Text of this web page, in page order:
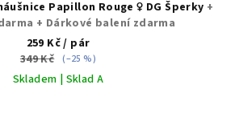
Papillon Rouge ♀️ DG Šperky +
+ Dárkové balení zdarma
259 Kč/ pár
349 Kč (–25 %)
Skladem | Sklad A